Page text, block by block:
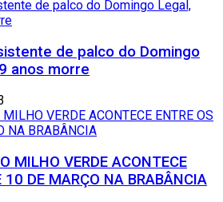
de palco do Domingo
anos morre
MILHO VERDE ACONTECE
10 DE MARÇO NA BRABÂNCIA